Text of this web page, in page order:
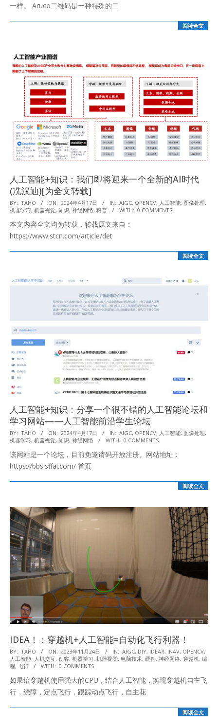
一样。 Aruco二维码是一种特殊的二
阅读全文
人工智能+知识：我们即将迎来一个全新的AI时代
(冼汉迪)[为全文转载]
2024-
04-
17
BY: TAHO ON: 2024年4月17日 IN: AIGC, OPENCV, 人工智能, 图像处理,
机器学习, 机器视觉, 知识, 神经网络, 科普 WITH: 0 COMMENTS
本文内容全文均为转载，转载原文来自：
https://www.stcn.com/article/det
阅读全文
人工智能+知识：分享一个很不错的人工智能论坛和
学习网站——人工智能前沿学生论坛
2024-
04-
17
BY: TAHO ON: 2024年4月17日 IN: AIGC, OPENCV, 人工智能, 图像处理,
机器学习, 机器视觉, 知识, 神经网络 WITH: 0 COMMENTS
该网站是一个论坛，目前免邀请码开放注册。网站地址：
https://bbs.sffai.com/ 首页
阅读全文
IDEA！：穿越机+人工智能=自动化飞行利器！
2023-
11-
BY: TAHO ON: 2023年11月24日 IN: AIGC, DIY, IDEA?!, INAV, OPENCV,
人工智能, 人机交互, 创客, 机器学习, 机器视觉, 电脑技术, 硬件, 神经网络, 穿越机, 编
程, 飞行 WITH: 0 COMMENTS
如果给穿越机使用强大的CPU，结合人工智能，实现穿越机自主飞
行，绕障，定点飞行，跟踪动点飞行，自主花
阅读全文